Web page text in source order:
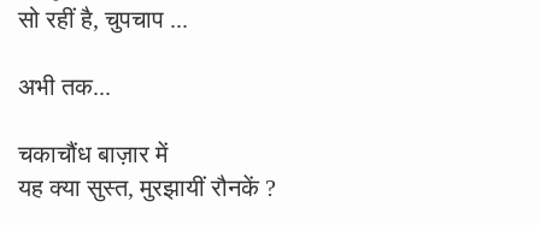
सो रहीं है, चुपचाप ...
अभी तक...
चकाचौंध बाज़ार में
यह क्या सुस्त, मुरझायीं रौनकें ?